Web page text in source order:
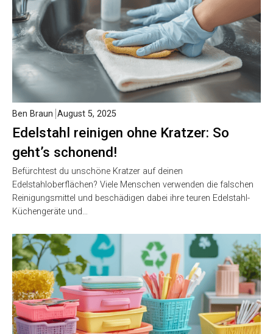
Edelstahl reinigen ohne Kratzer: So
geht’s schonend!
Ben Braun August 5, 2025
Befürchtest du unschöne Kratzer auf deinen
Edelstahloberflächen? Viele Menschen verwenden die falschen
Reinigungsmittel und beschädigen dabei ihre teuren Edelstahl-
Küchengeräte und…